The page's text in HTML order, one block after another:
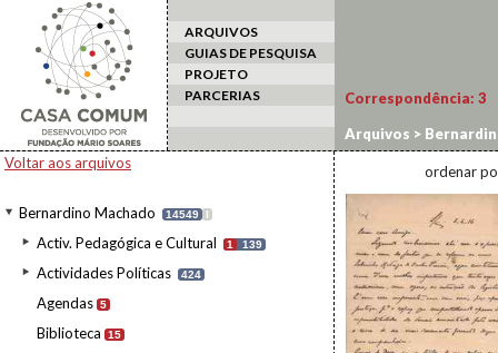
ARQUIVOS
GUIAS DE PESQUISA
PROJETO
PARCERIAS
Voltar aos arquivos
Bernardino Machado 14549 I
Activ. Pedagógica e Cultural 1 139
Actividades Políticas 424
Agendas 5
Biblioteca 15
Correspondência: 3
Arquivos >
ordenar